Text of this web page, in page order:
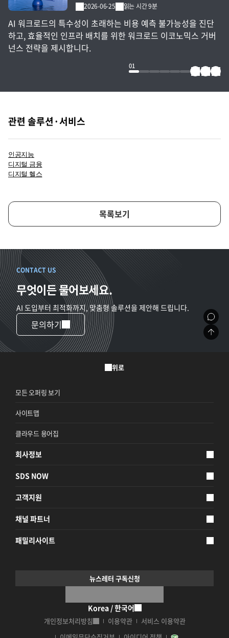
2026-06-25 읽는 시간 9분
AI 워크로드의 특수성이 초래하는 비용 예측 불가능성을 진단
하고, 효율적인 인프라 배치를 위한 워크로드 이코노믹스 거버
넌스 전략을 제시합니다.
01
관련 솔루션·서비스
인공지능
디지털 금융
디지털 헬스
목록보기
CONTACT US
무엇이든 물어보세요.
AI 도입부터 최적화까지, 맞춤형 솔루션을 제안해 드립니다.
문의하기
위로
모든 오퍼링 보기
사이트맵
클라우드 용어집
회사정보
SDS NOW
고객지원
채널 파트너
패밀리사이트
뉴스레터 구독신청
Korea / 한국어
개인정보처리방침 이용약관
서비스 이용약관